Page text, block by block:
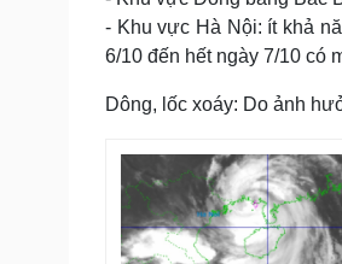
- Khu vực Hà Nội: ít khả
6/10 đến hết ngày 7/10 có
Dông, lốc xoáy: Do ảnh